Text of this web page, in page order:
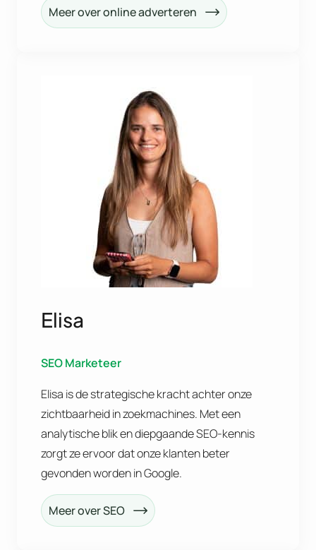
Meer over online adverteren
Elisa
SEO Marketeer
Elisa is de strategische kracht achter onze
zichtbaarheid in zoekmachines. Met een
analytische blik en diepgaande SEO-kennis
zorgt ze ervoor dat onze klanten beter
gevonden worden in Google.
Meer over SEO